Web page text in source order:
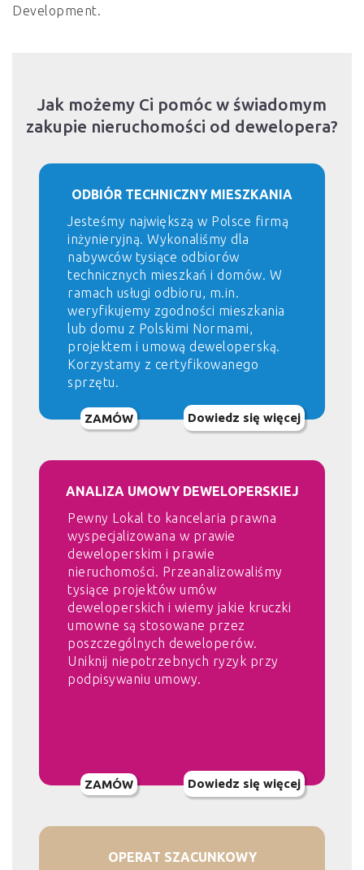
Development.
Jak możemy Ci pomóc w świadomym
zakupie nieruchomości od dewelopera?
ODBIÓR TECHNICZNY MIESZKANIA
Jesteśmy największą w Polsce firmą
inżynieryjną. Wykonaliśmy dla
nabywców tysiące odbiorów
technicznych mieszkań i domów. W
ramach usługi odbioru, m.in.
weryfikujemy zgodności mieszkania
lub domu z Polskimi Normami,
projektem i umową deweloperską.
Korzystamy z certyfikowanego
sprzętu.
ZAMÓW Dowiedz się więcej
ANALIZA UMOWY DEWELOPERSKIEJ
Pewny Lokal to kancelaria prawna
wyspecjalizowana w prawie
deweloperskim i prawie
nieruchomości. Przeanalizowaliśmy
tysiące projektów umów
deweloperskich i wiemy jakie kruczki
umowne są stosowane przez
poszczególnych deweloperów.
Uniknij niepotrzebnych ryzyk przy
podpisywaniu umowy.
ZAMÓW Dowiedz się więcej
OPERAT SZACUNKOWY